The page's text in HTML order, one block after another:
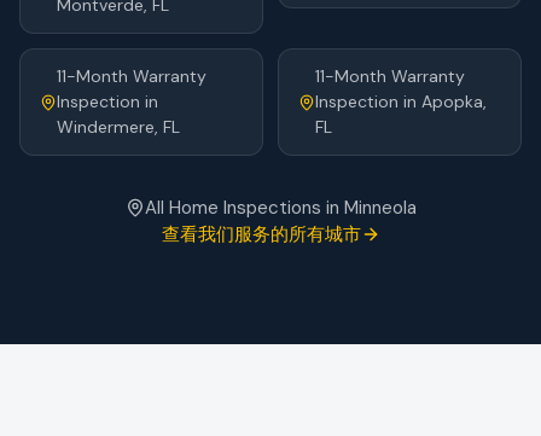
Montverde, FL
11-Month Warranty
Inspection in
Windermere, FL
11-Month Warranty
Inspection in Apopka,
FL
All Home Inspections in Minneola
查看我们服务的所有城市